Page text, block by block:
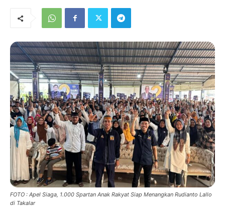
FOTO : Apel Siaga, 1.000 Spartan Anak Rakyat Siap Menangkan Rudianto Lallo
di Takalar